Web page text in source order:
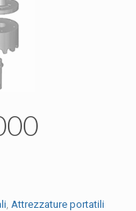
Attrezzature portatili